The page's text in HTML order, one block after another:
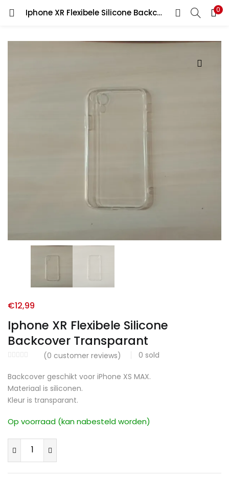
Iphone XR Flexibele Silicone Backcover Transparant 0
LOGIN REGISTER
Iphone XR Flexibele Silicone
Backcover Transparant
(0 customer reviews) 0 sold
€12,99
Backcover geschikt voor iPhone XS MAX.
Materiaal is siliconen.
Kleur is transparant.
Op voorraad (kan nabesteld worden)
Iphone
Flexibele